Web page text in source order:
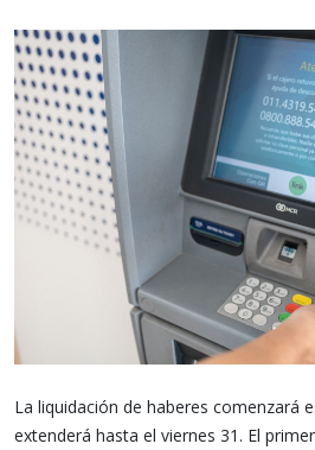
La liquidación de haberes comenzará
extenderá hasta el viernes 31. El